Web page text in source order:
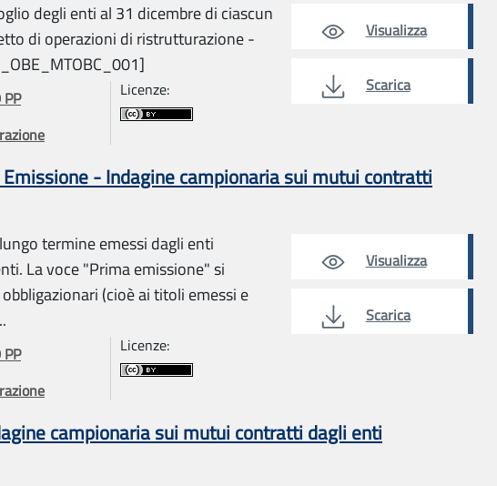
degli enti al 31 dicembre di ciascun
di operazioni di ristrutturazione -
Licenze:
Visualizza
Scarica
- Indagine campionaria sui mutui contratti
termine emessi dagli enti
La voce "Prima emissione" si
(cioè ai titoli emessi e
Licenze:
Visualizza
Scarica
campionaria sui mutui contratti dagli enti